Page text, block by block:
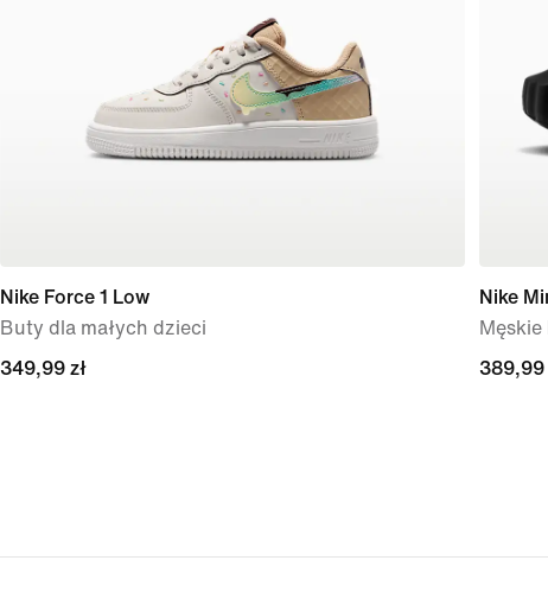
Nike Force 1 Low
Buty dla małych dzieci
349,99 zł
349,99 zł
Nike
389,99
389,99